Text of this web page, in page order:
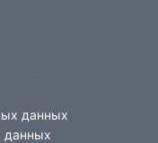
данных
данных